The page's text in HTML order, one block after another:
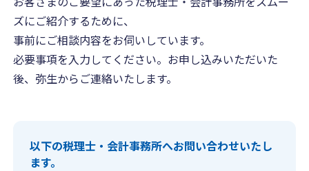
ズにご紹介するために、
事前にご相談内容をお伺いしています。
必要事項を入力してください。お申し込みいただいた
後、弥生からご連絡いたします。
以下の税理士・会計事務所へお問い合わせいたし
ます。